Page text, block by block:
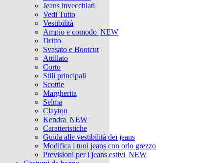
Jeans invecchiati
Vedi Tutto
Vestibilità
Ampio e comodo NEW
Dritto
Svasato e Bootcut
Attillato
Corto
Stili principali
Scottie
Margherita
Selma
Clayton
Kendra NEW
Caratteristiche
Guida alle vestibilità dei jeans
Modifica i tuoi jeans con orlo grezzo
Previsioni per i jeans estivi NEW